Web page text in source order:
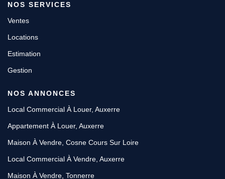
NOS SERVICES
Ventes
Locations
Estimation
Gestion
NOS ANNONCES
Local Commercial À Louer, Auxerre
Appartement À Louer, Auxerre
Maison À Vendre, Cosne Cours Sur Loire
Local Commercial À Vendre, Auxerre
Maison À Vendre, Tonnerre